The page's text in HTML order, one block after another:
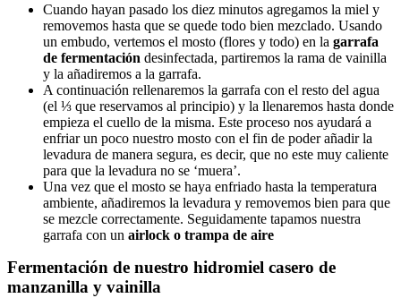
Cuando hayan pasado los diez minutos agregamos la miel y
removemos hasta que se quede todo bien mezclado. Usando
un embudo, vertemos el mosto (flores y todo) en la garrafa
de fermentación desinfectada, partiremos la rama de vainilla
y la añadiremos a la garrafa.
A continuación rellenaremos la garrafa con el resto del agua
(el ⅓ que reservamos al principio) y la llenaremos hasta donde
empieza el cuello de la misma. Este proceso nos ayudará a
enfriar un poco nuestro mosto con el fin de poder añadir la
levadura de manera segura, es decir, que no este muy caliente
para que la levadura no se ‘muera’.
Una vez que el mosto se haya enfriado hasta la temperatura
ambiente, añadiremos la levadura y removemos bien para que
se mezcle correctamente. Seguidamente tapamos nuestra
garrafa con un airlock o trampa de aire
Fermentación de nuestro hidromiel casero de
manzanilla y vainilla